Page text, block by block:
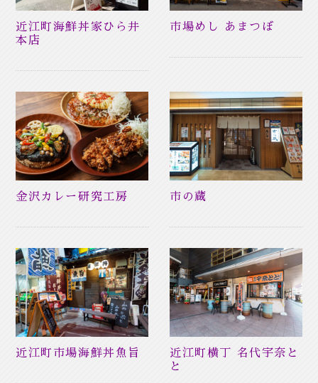
近江町海鮮丼家ひら井
本店
市場めし あまつぼ
金沢カレー研究工房 市の蔵
近江町市場海鮮丼魚旨
近江町横丁 名代宇奈と
と